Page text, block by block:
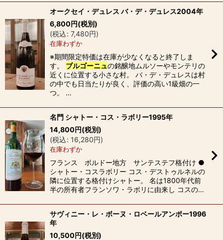
オークセイ・デュレス バ・デ・デュレス2004年
6,800円(税別)
(税込: 7,480円)
在庫わずか
※期間限定特価は在庫が少なくなると終了しま
す。 ブルゴーニュの銘醸地ムルソーやモンテリの
近くに位置する小さな村。 バ・デ・デュレスは村
の中でも日当たりが良く、評価の高い1級畑の一
つ。 …
名門 シャトー・コス・ラボリー1995年
14,800円(税別)
(税込: 16,280円)
在庫わずか
フランス ボルドー地方 サンテステフ格付け ●
シャトー・コスラボリー コス・デストゥルネルの
隣に位置する格付けシャトー。 名は1800年代前
半の所有者フランソワ・ラボリに由来し コスの…
サヴィニー・レ・ボーヌ・ロベールアンポー1996
年
10,500円(税別)